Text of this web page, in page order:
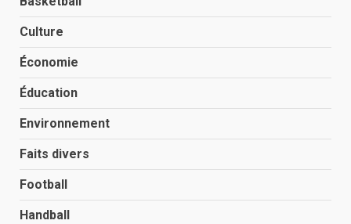
Culture
Économie
Éducation
Environnement
Faits divers
Football
Handball